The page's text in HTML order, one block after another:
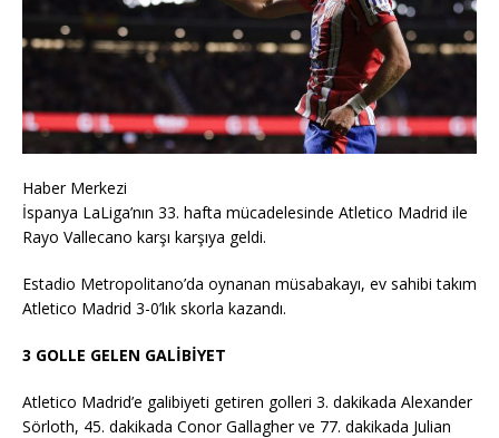
Haber Merkezi
İspanya LaLiga’nın 33. hafta mücadelesinde Atletico Madrid ile
Rayo Vallecano karşı karşıya geldi.
Estadio Metropolitano’da oynanan müsabakayı, ev sahibi takım
Atletico Madrid 3-0’lık skorla kazandı.
3 GOLLE GELEN GALİBİYET
Atletico Madrid’e galibiyeti getiren golleri 3. dakikada Alexander
Sörloth, 45. dakikada Conor Gallagher ve 77. dakikada Julian